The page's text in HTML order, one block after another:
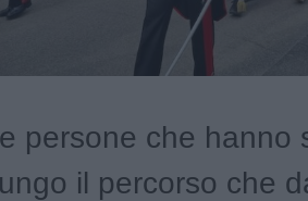
persone che hanno
il percorso che